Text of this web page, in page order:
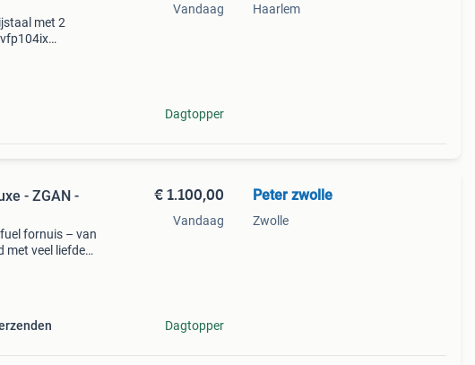
met 2
Vandaag
Dagtopper
Haarlem
- ZGAN -
fornuis – van
met veel liefde
€ 1.100,00
Vandaag
Dagtopper
Peter zwolle
Zwolle